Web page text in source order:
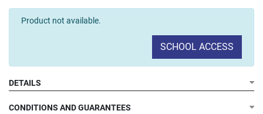
Product not available.
SCHOOL ACCESS
DETAILS
CONDITIONS AND GUARANTEES